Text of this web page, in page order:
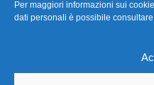
Per maggiori informazioni sui
dati personali è possibile
Privacy & Cookie